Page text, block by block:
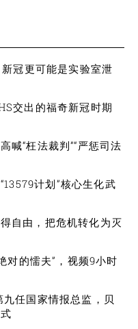
冠更可能是实验室泄
交出的福奇新冠时期
喊“枉法裁判”“严惩司法
计划”核心生化武
自由，把危机转化为灭
对的懦夫”，视频9小时
任国家情报总监，贝